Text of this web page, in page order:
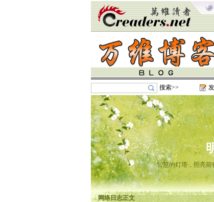
搜索>>
智慧的灯塔，照亮
网络日志正文